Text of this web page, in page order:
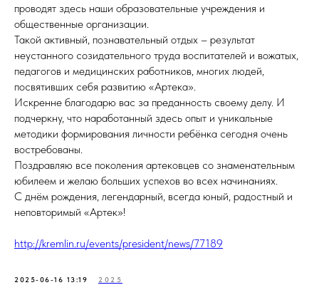
проводят здесь наши образовательные учреждения и
общественные организации.
Такой активный, познавательный отдых – результат
неустанного созидательного труда воспитателей и вожатых,
педагогов и медицинских работников, многих людей,
посвятивших себя развитию «Артека».
Искренне благодарю вас за преданность своему делу. И
подчеркну, что наработанный здесь опыт и уникальные
методики формирования личности ребёнка сегодня очень
востребованы.
Поздравляю все поколения артековцев со знаменательным
юбилеем и желаю больших успехов во всех начинаниях.
С днём рождения, легендарный, всегда юный, радостный и
неповторимый «Артек»!
http://kremlin.ru/events/president/news/77189
2025-06-16 13:19 2025